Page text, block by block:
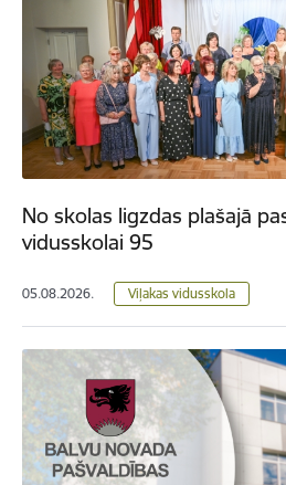
No skolas ligzdas plašajā
vidusskolai 95
05.08.2026. Viļakas vidusskola